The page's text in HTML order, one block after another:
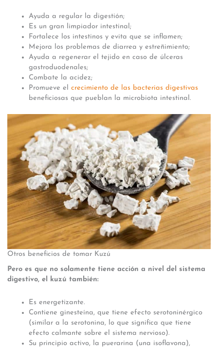
Ayuda a regular la digestión;
Es un gran limpiador intestinal;
Fortalece los intestinos y evita que se inflamen;
Mejora los problemas de diarrea y estreñimiento;
Ayuda a regenerar el tejido en caso de úlceras
gastroduodenales;
Combate la acidez;
Promueve el crecimiento de las bacterias digestivas
beneficiosas que pueblan la microbiota intestinal.
Otros beneficios de tomar Kuzú
Pero es que no solamente tiene acción a nivel del sistema
digestivo, el kuzú también:
Es energetizante.
Contiene ginesteína, que tiene efecto serotoninérgico
(similar a la serotonina, lo que significa que tiene
efecto calmante sobre el sistema nervioso).
Su principio activo, la puerarina (una isoflavona),